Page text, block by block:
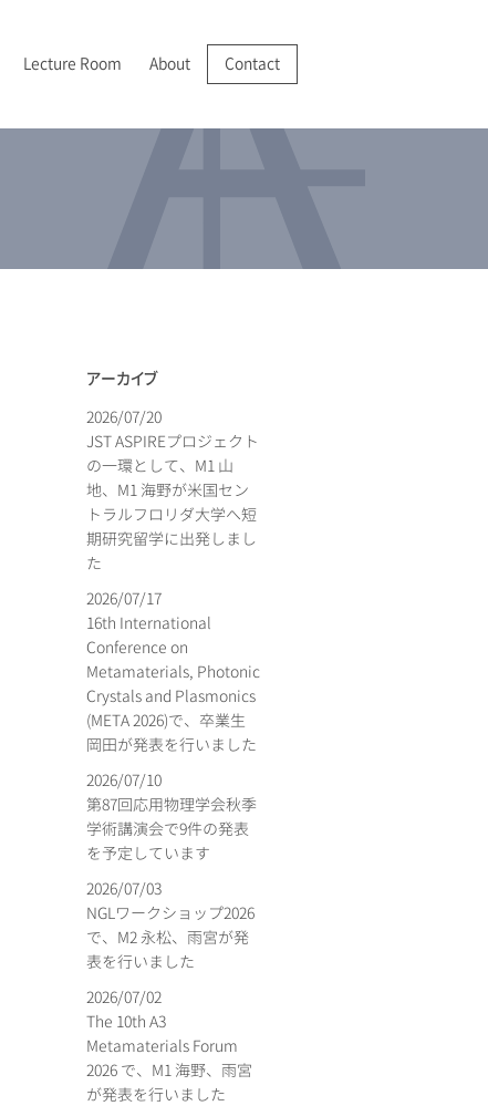
Lecture Room About Contact
アーカイブ
2026/07/20
JST ASPIREプロジェクト
の一環として、M1 山
地、M1 海野が米国セン
トラルフロリダ大学へ短
期研究留学に出発しまし
た
2026/07/17
16th International
Conference on
Metamaterials, Photonic
Crystals and Plasmonics
(META 2026)で、卒業生
岡田が発表を行いました
2026/07/10
第87回応用物理学会秋季
学術講演会で9件の発表
を予定しています
2026/07/03
NGLワークショップ2026
で、M2 永松、雨宮が発
表を行いました
2026/07/02
The 10th A3
Metamaterials Forum
2026 で、M1 海野、雨宮
が発表を行いました